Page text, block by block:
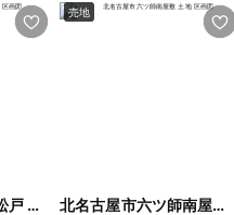
北名古屋市六ツ師松戸 土地
売地
北名古屋市六ツ師南屋敷 土地